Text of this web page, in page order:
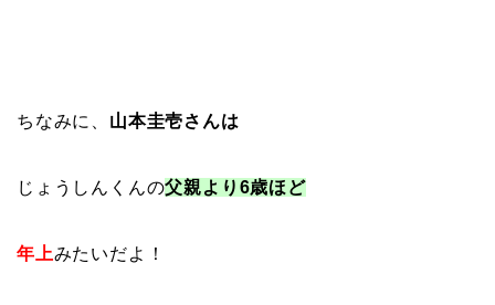
ちなみに、 山本圭壱さんは
じょうしんくんの父親より6歳ほど
年上みたいだよ！